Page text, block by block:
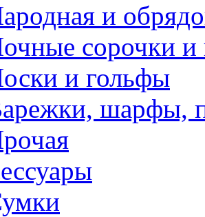
и
сорочки
и гольфы
шарфы,